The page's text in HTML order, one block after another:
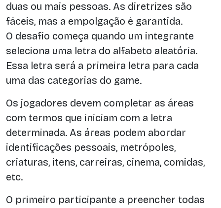
duas ou mais pessoas. As diretrizes são
fáceis, mas a empolgação é garantida.
O desafio começa quando um integrante
seleciona uma letra do alfabeto aleatória.
Essa letra será a primeira letra para cada
uma das categorias do game.
Os jogadores devem completar as áreas
com termos que iniciam com a letra
determinada. As áreas podem abordar
identificações pessoais, metrópoles,
criaturas, itens, carreiras, cinema, comidas,
etc.
O primeiro participante a preencher todas